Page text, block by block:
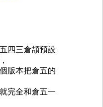
四三倉頡預設
版本把倉五的
完全和倉五一